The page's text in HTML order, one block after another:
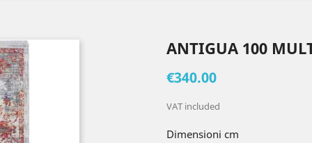
ANTIGUA 100
€340.00
VAT included
Dimensioni cm